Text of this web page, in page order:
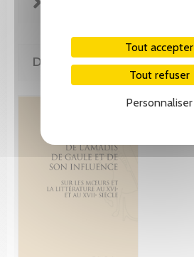
Tout accepter
Tout refuser
Personnaliser
DE MÊME AUTEUR(E)